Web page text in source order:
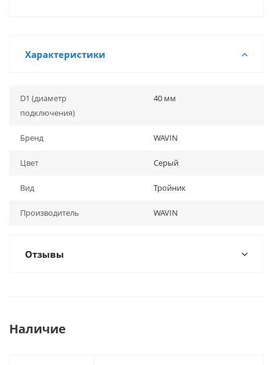
Характеристики
D1 (диаметр
подключения)
40 мм
Бренд WAVIN
Цвет Серый
Вид Тройник
Производитель WAVIN
Отзывы
Наличие